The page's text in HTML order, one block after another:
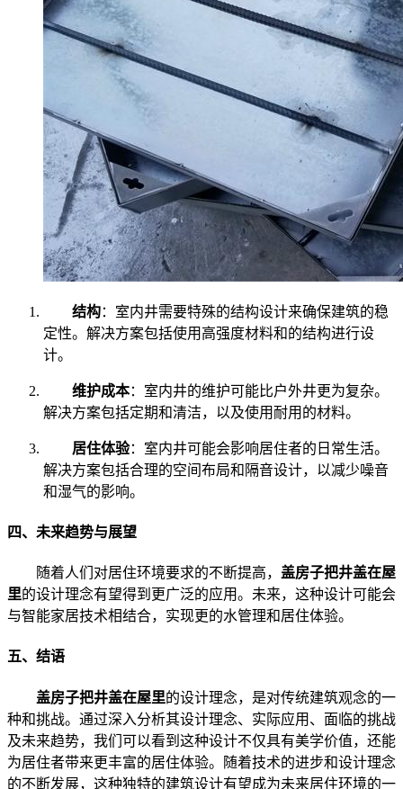
结构：室内井需要特殊的结构设计来确保建筑的稳
定性。解决方案包括使用高强度材料和的结构进行设
计。
维护成本：室内井的维护可能比户外井更为复杂。
解决方案包括定期和清洁，以及使用耐用的材料。
居住体验：室内井可能会影响居住者的日常生活。
解决方案包括合理的空间布局和隔音设计，以减少噪音
和湿气的影响。
四、未来趋势与展望
随着人们对居住环境要求的不断提高， 盖房子把井盖在屋
里的设计理念有望得到更广泛的应用。未来，这种设计可能会
与智能家居技术相结合，实现更的水管理和居住体验。
五、结语
盖房子把井盖在屋里的设计理念，是对传统建筑观念的一
种和挑战。通过深入分析其设计理念、实际应用、面临的挑战
及未来趋势，我们可以看到这种设计不仅具有美学价值，还能
为居住者带来更丰富的居住体验。随着技术的进步和设计理念
的不断发展，这种独特的建筑设计有望成为未来居住环境的一